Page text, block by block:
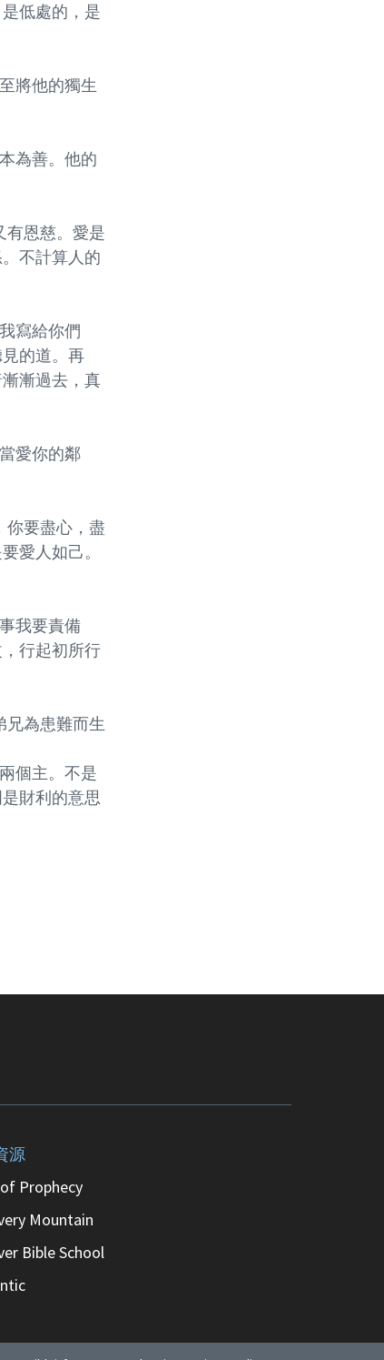
低處的，是
將他的獨生
為善。他的
有恩慈。愛是
不計算人的
寫給你們
的道。再
漸過去，真
愛你的鄰
你要盡心，盡
愛人如己。
我要責備
行起初所行
兄為患難而生
個主。不是
財利的意思
源
Prophecy
Mountain
Bible School